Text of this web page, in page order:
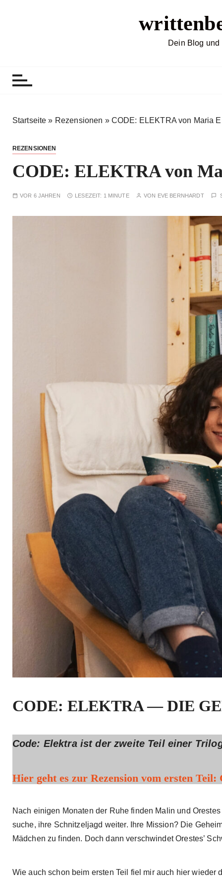
Dein Blog und
Startseite » Rezensionen » CODE: ELEKTRA von Maria
REZENSIONEN
CODE: ELEKTRA von
VOR 6 JAHREN LESEZEIT: 1 MINUTE VON EVE BERNHARDT
CODE: ELEKTRA — DIE
Code: Elektra ist der zweite Teil einer
Hier geht es zur Rezension vom ersten Teil:
Nach einigen Monaten der Ruhe finden Malin und
suche, ihre Schnitzeljagd weiter. Ihre Mission? Die
Mädchen zu finden. Doch dann verschwindet Orestes’
Wie auch schon beim ersten Teil fiel mir auch hier